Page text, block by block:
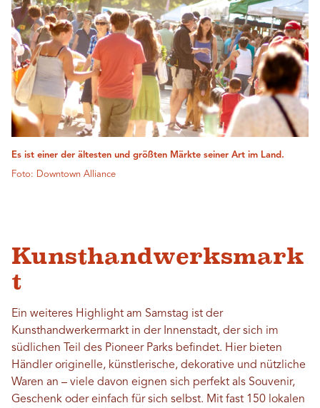
Es ist einer der ältesten und größten Märkte seiner Art im Land.
Foto: Downtown Alliance
Kunsthandwerksmark
t
Ein weiteres Highlight am Samstag ist der
Kunsthandwerkermarkt in der Innenstadt, der sich im
südlichen Teil des Pioneer Parks befindet. Hier bieten
Händler originelle, künstlerische, dekorative und nützliche
Waren an – viele davon eignen sich perfekt als Souvenir,
Geschenk oder einfach für sich selbst. Mit fast 150 lokalen